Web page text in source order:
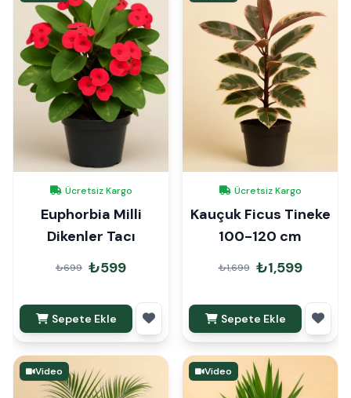
Ücretsiz Kargo
Euphorbia Milli
Dikenler Tacı
₺699 ₺599
Sepete Ekle
Ücretsiz Kargo
Kauçuk Ficus Tineke
100-120 cm
₺1,699 ₺1,599
Sepete Ekle
Video Video